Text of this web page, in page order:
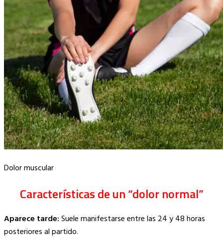
Dolor muscular
Características de un “dolor normal”
Aparece tarde:Suele manifestarse entre las 24 y 48 horas
posteriores al partido.